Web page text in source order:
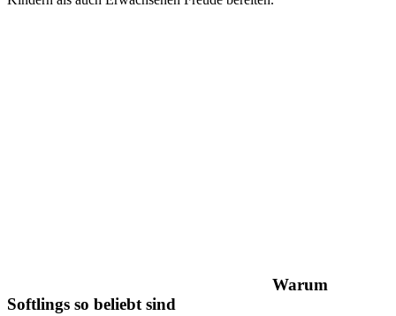
Warum
Softlings so beliebt sind